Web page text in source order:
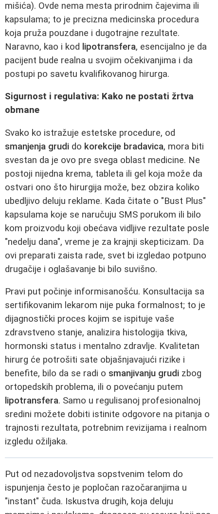
mišića). Ovde nema mesta prirodnim čajevima ili
kapsulama; to je precizna medicinska procedura
koja pruža pouzdane i dugotrajne rezultate.
Naravno, kao i kod lipotransfera, esencijalno je da
pacijent bude realna u svojim očekivanjima i da
postupi po savetu kvalifikovanog hirurga.
Sigurnost i regulativa: Kako ne postati žrtva
obmane
Svako ko istražuje estetske procedure, od
smanjenja grudi do korekcije bradavica, mora biti
svestan da je ovo pre svega oblast medicine. Ne
postoji nijedna krema, tableta ili gel koja može da
ostvari ono što hirurgija može, bez obzira koliko
ubedljivo deluju reklame. Kada čitate o "Bust Plus"
kapsulama koje se naručuju SMS porukom ili bilo
kom proizvodu koji obećava vidljive rezultate posle
"nedelju dana", vreme je za krajnji skepticizam. Da
ovi preparati zaista rade, svet bi izgledao potpuno
drugačije i oglašavanje bi bilo suvišno.
Pravi put počinje informisanošću. Konsultacija sa
sertifikovanim lekarom nije puka formalnost; to je
dijagnostički proces kojim se ispituje vaše
zdravstveno stanje, analizira histologija tkiva,
hormonski status i mentalno zdravlje. Kvalitetan
hirurg će potrošiti sate objašnjavajući rizike i
benefite, bilo da se radi o smanjivanju grudi zbog
ortopedskih problema, ili o povećanju putem
lipotransfera. Samo u regulisanoj profesionalnoj
sredini možete dobiti istinite odgovore na pitanja o
trajnosti rezultata, potrebnim revizijama i realnom
izgledu ožiljaka.
Put od nezadovoljstva sopstvenim telom do
ispunjenja često je popločan razočaranjima u
"instant" čuda. Iskustva drugih, koja deluju